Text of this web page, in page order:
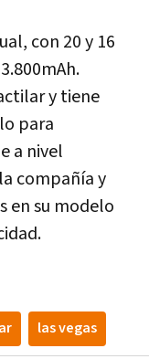
con 20 y 16
y tiene
para
a nivel
compañía y
en su modelo
las vegas